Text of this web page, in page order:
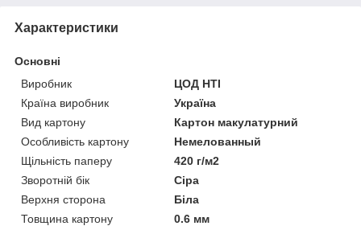
Характеристики
Основні
Виробник
ЦОД НТІ
Країна виробник
Україна
Вид картону
Картон макулатурний
Особливість картону
Немелованный
Щільність паперу
420 г/м2
Зворотній бік
Сіра
Верхня сторона
Біла
Товщина картону
0.6 мм